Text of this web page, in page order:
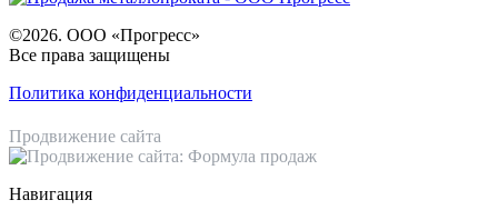
©2026. ООО «Прогресс»
Все права защищены
Политика конфиденциальности
Продвижение сайта
Навигация